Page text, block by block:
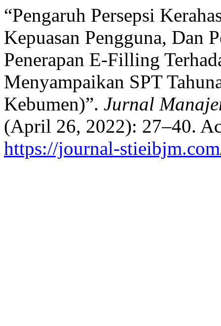
“Pengaruh Persepsi
Kepuasan Pengguna, Dan
Penerapan E-Filling
Menyampaikan SPT
Kebumen)”. Jurnal
(April 26, 2022): 27–40.
https://journal-